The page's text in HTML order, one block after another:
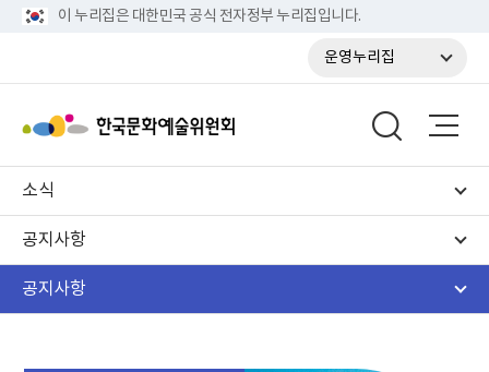
이 누리집은 대한민국 공식 전자정부 누리집입니다.
운영누리집
소식
공지사항
공지사항